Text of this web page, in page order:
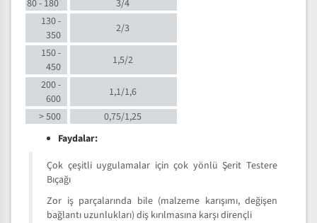
80 - 180
3/4
130 -
350
2/3
150 -
450
1,5/2
200 -
600
1,1/1,6
> 500
0,75/1,25
Faydalar:
Çok çeşitli uygulamalar için çok yönlü Şerit Testere
Bıçağı
Zor iş parçalarında bile (malzeme karışımı, değişen
bağlantı uzunlukları) diş kırılmasına karşı dirençli